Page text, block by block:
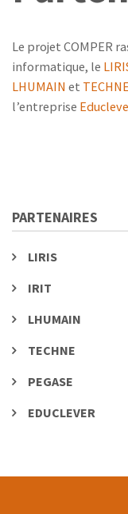
Le projet COMPER
informatique, le
LHUMAIN et TECHNE
l’entreprise
PARTENAIRES
LIRIS
IRIT
LHUMAIN
TECHNE
PEGASE
EDUCLEVER